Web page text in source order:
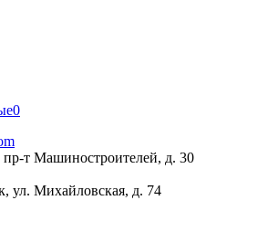
0
пр-т Машиностроителей, д. 30
ул. Михайловская, д. 74